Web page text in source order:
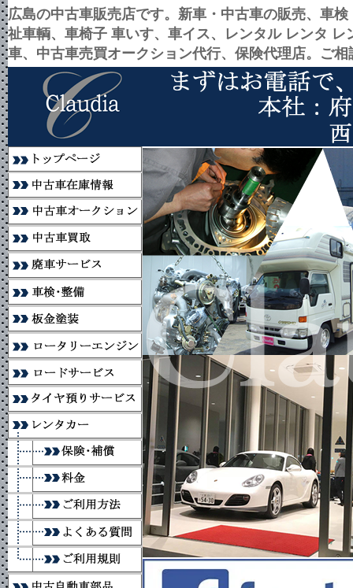
広島の中古車販売店です。新車・中古車の販売、車
祉車輌、車椅子 車いす、車イス、レンタル レンタ
車、中古車売買オークション代行、保険代理店。ご